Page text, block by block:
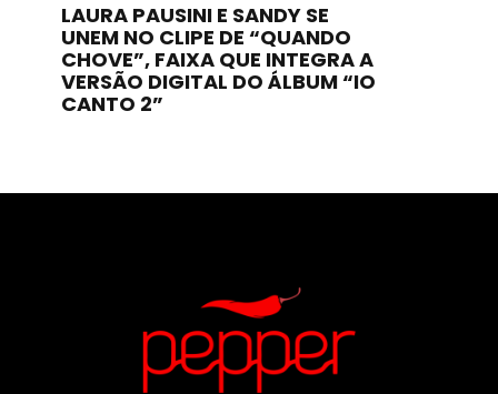
LAURA PAUSINI E SANDY SE
UNEM NO CLIPE DE “QUANDO
CHOVE”, FAIXA QUE INTEGRA A
VERSÃO DIGITAL DO ÁLBUM “IO
CANTO 2”